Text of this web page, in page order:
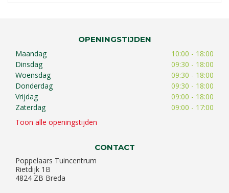
OPENINGSTIJDEN
Maandag
10:00 - 18:00
Dinsdag
09:30 - 18:00
Woensdag
09:30 - 18:00
Donderdag
09:30 - 18:00
Vrijdag
09:00 - 18:00
Zaterdag
09:00 - 17:00
Toon alle openingstijden
CONTACT
Poppelaars Tuincentrum
Rietdijk 1B
4824 ZB Breda